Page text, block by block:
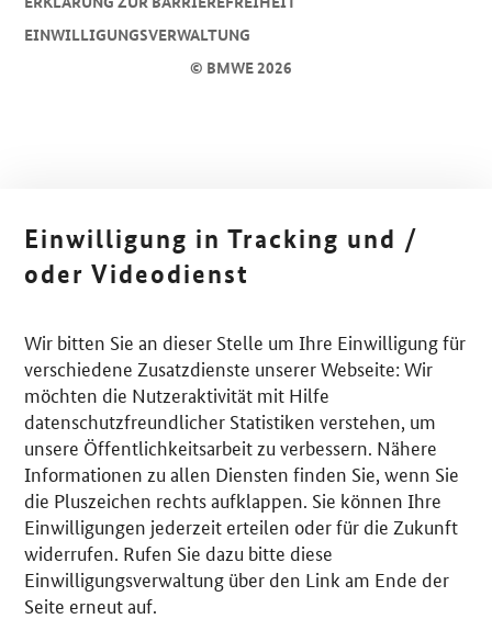
© BMWE 2026
EINWILLIGUNGSVERWALTUNG
Einwilligung in Tracking und /
oder Videodienst
Wir bitten Sie an dieser Stelle um Ihre Einwilligung für
verschiedene Zusatzdienste unserer Webseite: Wir
möchten die Nutzeraktivität mit Hilfe
datenschutzfreundlicher Statistiken verstehen, um
unsere Öffentlichkeitsarbeit zu verbessern. Nähere
Informationen zu allen Diensten finden Sie, wenn Sie
die Pluszeichen rechts aufklappen. Sie können Ihre
Einwilligungen jederzeit erteilen oder für die Zukunft
widerrufen. Rufen Sie dazu bitte diese
Einwilligungsverwaltung über den Link am Ende der
Seite erneut auf.